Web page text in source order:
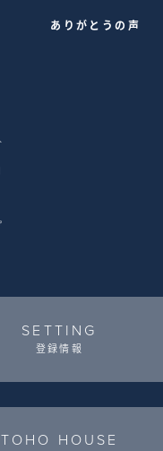
ありがとうの声
SETTING
登録情報
TOHO HOUSE